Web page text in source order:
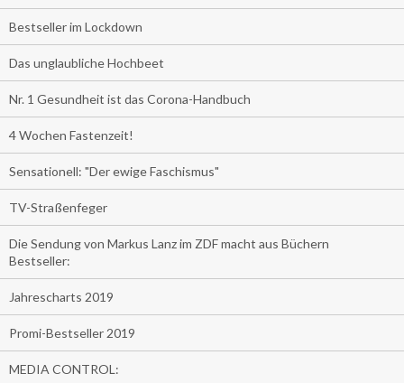
Bestseller im Lockdown
Das unglaubliche Hochbeet
Nr. 1 Gesundheit ist das Corona-Handbuch
4 Wochen Fastenzeit!
Sensationell: "Der ewige Faschismus"
TV-Straßenfeger
Die Sendung von Markus Lanz im ZDF macht aus Büchern
Bestseller:
Jahrescharts 2019
Promi-Bestseller 2019
MEDIA CONTROL: